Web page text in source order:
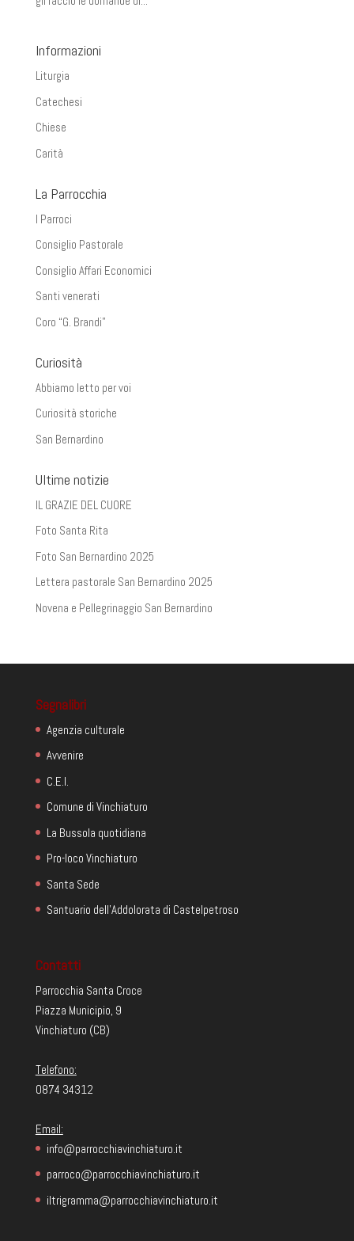
Informazioni
Liturgia
Catechesi
Chiese
Carità
La Parrocchia
I Parroci
Consiglio Pastorale
Consiglio Affari Economici
Santi venerati
Coro “G. Brandi”
Curiosità
Abbiamo letto per voi
Curiosità storiche
San Bernardino
Ultime notizie
IL GRAZIE DEL CUORE
Foto Santa Rita
Foto San Bernardino 2025
Lettera pastorale San Bernardino 2025
Novena e Pellegrinaggio San Bernardino
Segnalibri
Agenzia culturale
Avvenire
C.E.I.
Comune di Vinchiaturo
La Bussola quotidiana
Pro-loco Vinchiaturo
Santa Sede
Santuario dell'Addolorata di Castelpetroso
Contatti
Parrocchia Santa Croce
Piazza Municipio, 9
Vinchiaturo (CB)
Telefono:
0874 34312
Email:
info@parrocchiavinchiaturo.it
parroco@parrocchiavinchiaturo.it
iltrigramma@parrocchiavinchiaturo.it